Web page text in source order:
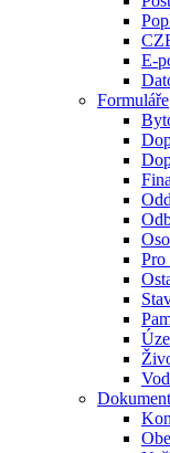
E-
Formuláře
Pro